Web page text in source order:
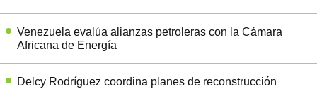
Venezuela evalúa alianzas petroleras con la Cámara
Africana de Energía
Delcy Rodríguez coordina planes de reconstrucción